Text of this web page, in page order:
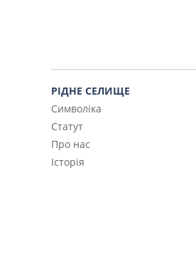
РІДНЕ СЕЛИЩЕ
Символіка
Статут
Про нас
Історія